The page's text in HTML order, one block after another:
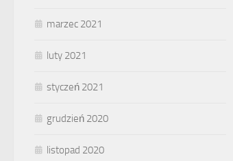
marzec 2021
luty 2021
styczeń 2021
grudzień 2020
listopad 2020